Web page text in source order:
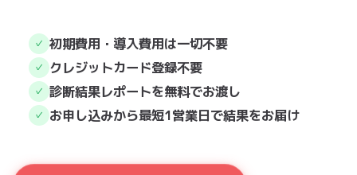
✓ 初期費用・導入費用は一切不要
✓ クレジットカード登録不要
✓ 診断結果レポートを無料でお渡し
✓ お申し込みから最短1営業日で結果をお届け